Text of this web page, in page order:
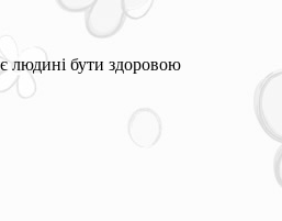
людині бути здоровою